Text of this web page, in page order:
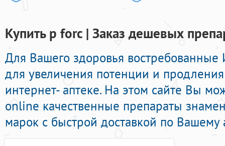
Купить p forc | Заказ дешевых
Для Вашего здоровья
для увеличения потенции и
интернет- аптеке. На этом сайте Вы
online качественные препараты
марок с быстрой доставкой по Вашему